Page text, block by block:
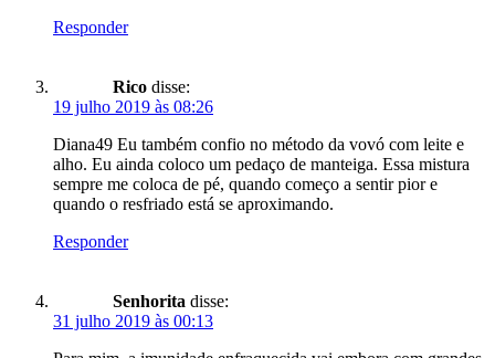
Responder
Rico disse:
19 julho 2019 às 08:26
Diana49 Eu também confio no método da vovó com leite e
alho. Eu ainda coloco um pedaço de manteiga. Essa mistura
sempre me coloca de pé, quando começo a sentir pior e
quando o resfriado está se aproximando.
Responder
Senhorita disse:
31 julho 2019 às 00:13